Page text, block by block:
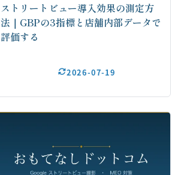
ストリートビュー導入効果の測定方
法｜GBPの3指標と店舗内部データで
評価する
2026-07-19